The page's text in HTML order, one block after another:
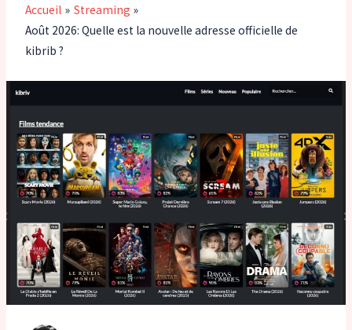
Accueil
Streaming
Août 2026: Quelle est la nouvelle adresse officielle de
kibrib ?